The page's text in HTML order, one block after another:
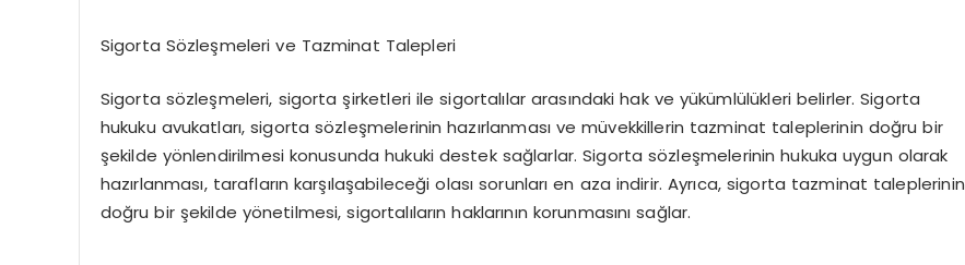
Sigorta Sözleşmeleri ve Tazminat Talepleri
Sigorta sözleşmeleri, sigorta şirketleri ile sigortalılar arasındaki hak ve yükümlülükleri belirler. Sigorta
hukuku avukatları, sigorta sözleşmelerinin hazırlanması ve müvekkillerin tazminat taleplerinin doğru bir
şekilde yönlendirilmesi konusunda hukuki destek sağlarlar. Sigorta sözleşmelerinin hukuka uygun olarak
hazırlanması, tarafların karşılaşabileceği olası sorunları en aza indirir. Ayrıca, sigorta tazminat taleplerinin
doğru bir şekilde yönetilmesi, sigortalıların haklarının korunmasını sağlar.